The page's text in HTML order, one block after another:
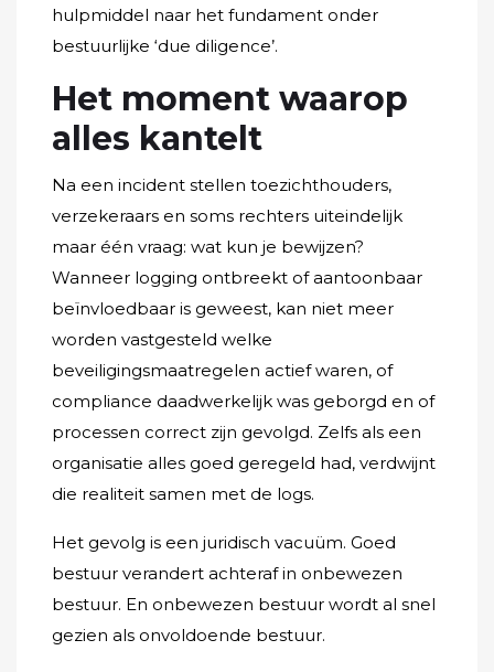
hulpmiddel naar het fundament onder
bestuurlijke ‘due diligence’.
Het moment waarop
alles kantelt
Na een incident stellen toezichthouders,
verzekeraars en soms rechters uiteindelijk
maar één vraag: wat kun je bewijzen?
Wanneer logging ontbreekt of aantoonbaar
beïnvloedbaar is geweest, kan niet meer
worden vastgesteld welke
beveiligingsmaatregelen actief waren, of
compliance daadwerkelijk was geborgd en of
processen correct zijn gevolgd. Zelfs als een
organisatie alles goed geregeld had, verdwijnt
die realiteit samen met de logs.
Het gevolg is een juridisch vacuüm. Goed
bestuur verandert achteraf in onbewezen
bestuur. En onbewezen bestuur wordt al snel
gezien als onvoldoende bestuur.